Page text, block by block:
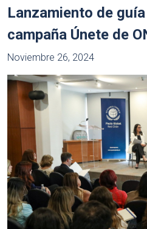
Lanzamiento de
campaña Únete de
Noviembre 26, 2024